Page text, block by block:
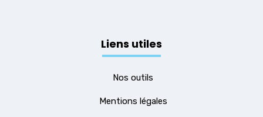
Liens utiles
Nos outils
Mentions légales